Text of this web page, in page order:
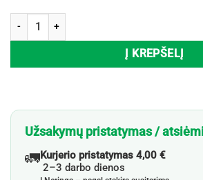
produkto kiekis: Stalo įrankių rinkinys EH, 24
Į KREPŠELĮ
Užsakymų pristatymas /
🚛Kurjerio pristatymas 4,00 €
2–3 darbo dienos